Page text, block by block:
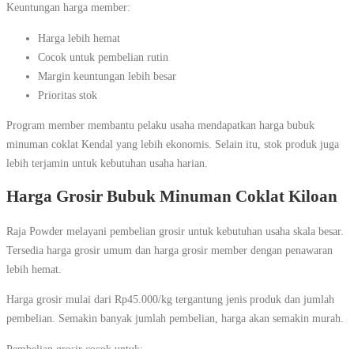
Keuntungan harga member:
Harga lebih hemat
Cocok untuk pembelian rutin
Margin keuntungan lebih besar
Prioritas stok
Program member membantu pelaku usaha mendapatkan harga bubuk
minuman coklat Kendal yang lebih ekonomis. Selain itu, stok produk juga
lebih terjamin untuk kebutuhan usaha harian.
Harga Grosir Bubuk Minuman Coklat Kiloan
Raja Powder melayani pembelian grosir untuk kebutuhan usaha skala besar.
Tersedia harga grosir umum dan harga grosir member dengan penawaran
lebih hemat.
Harga grosir mulai dari Rp45.000/kg tergantung jenis produk dan jumlah
pembelian. Semakin banyak jumlah pembelian, harga akan semakin murah.